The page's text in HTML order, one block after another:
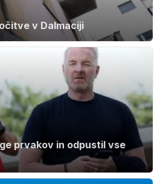
v Dalmaciji
prvakov in odpustil vse